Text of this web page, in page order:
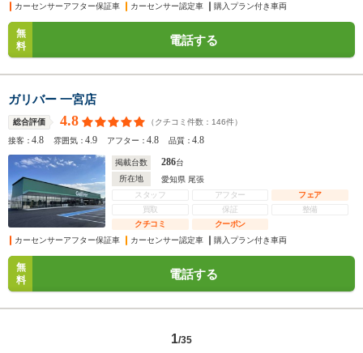
カーセンサーアフター保証車
カーセンサー認定車 購入プラン付き車両
無
料
電話する
ガリバー 一宮店
総合評価 4.8 （クチコミ件数： 146件）
接客：4.8 雰囲気：4.9 アフター：4.8 品質：4.8
掲載台数 286台
所在地
愛知県 尾張
スタッフ
アフター
フェア
買取
保証
整備
クチコミ
クーポン
カーセンサーアフター保証車
カーセンサー認定車 購入プラン付き車両
無
料
電話する
1/35